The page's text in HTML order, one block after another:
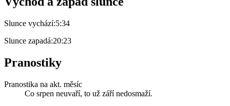
Slunce vychází:5:34
Slunce zapadá:20:23
Pranostiky
Pranostika na akt. měsíc
Co srpen neuvaří, to už září nedosmaží.